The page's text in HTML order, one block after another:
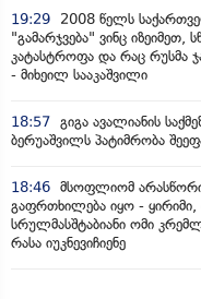
19:29
2008 წელს
"გამარჯვება" ვინც
კატასტროფა და რაც რუსმა
- მიხეილ სააკაშვილი
18:57 გიგა ავალიანის
ბერუაშვილს პატიმრობა
18:46 მსოფლიომ არასწორი
გაფრთხილება იყო - ყირიმი,
სრულმასშტაბიანი ომი
რასა იუკნევიჩიენე